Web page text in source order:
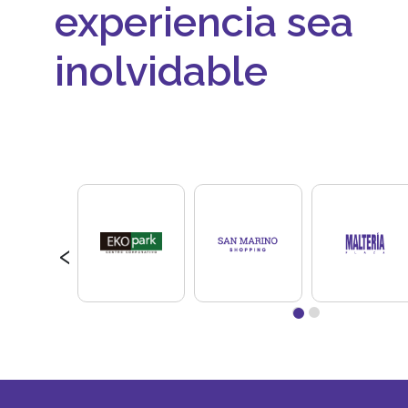
experiencia sea
inolvidable
‹